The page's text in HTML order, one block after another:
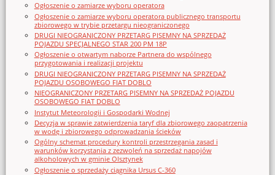
Ogłoszenie o zamiarze wyboru operatora
Ogłoszenie o zamiarze wyboru operatora publicznego transportu
zbiorowego w trybie przetargu nieograniczonego
DRUGI NIEOGRANICZONY PRZETARG PISEMNY NA SPRZEDAŻ
POJAZDU SPECJALNEGO STAR 200 PM 18P
Ogłoszenie o otwartym naborze Partnera do wspólnego
przygotowania i realizacji projektu
DRUGI NIEOGRANICZONY PRZETARG PISEMNY NA SPRZEDAŻ
POJAZDU OSOBOWEGO FIAT DOBLO
NIEOGRANICZONY PRZETARG PISEMNY NA SPRZEDAŻ POJAZDU
OSOBOWEGO FIAT DOBLO
Instytut Meteorologii i Gospodarki Wodnej
Decyzja w sprawie zatwierdzenia taryf dla zbiorowego zaopatrzenia
w wodę i zbiorowego odprowadzania ścieków
Ogólny schemat procedury kontroli przestrzegania zasad i
warunków korzystania z zezwoleń na sprzedaż napojów
alkoholowych w gminie Olsztynek
Ogłoszenie o sprzedaży ciągnika Ursus C-360